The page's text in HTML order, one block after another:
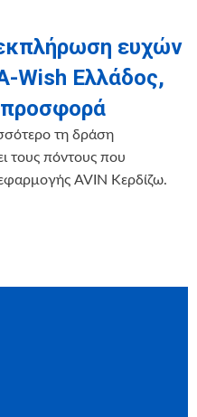
ευχών
Wish Ελλάδος,
προσφορά
τη δράση
τους πόντους που
AVIN Κερδίζω.